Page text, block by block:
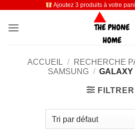
contenu
Ajoutez 3 produits à votre
ACCUEIL / RECHERCHE
SAMSUNG / GALAXY
FILTRER